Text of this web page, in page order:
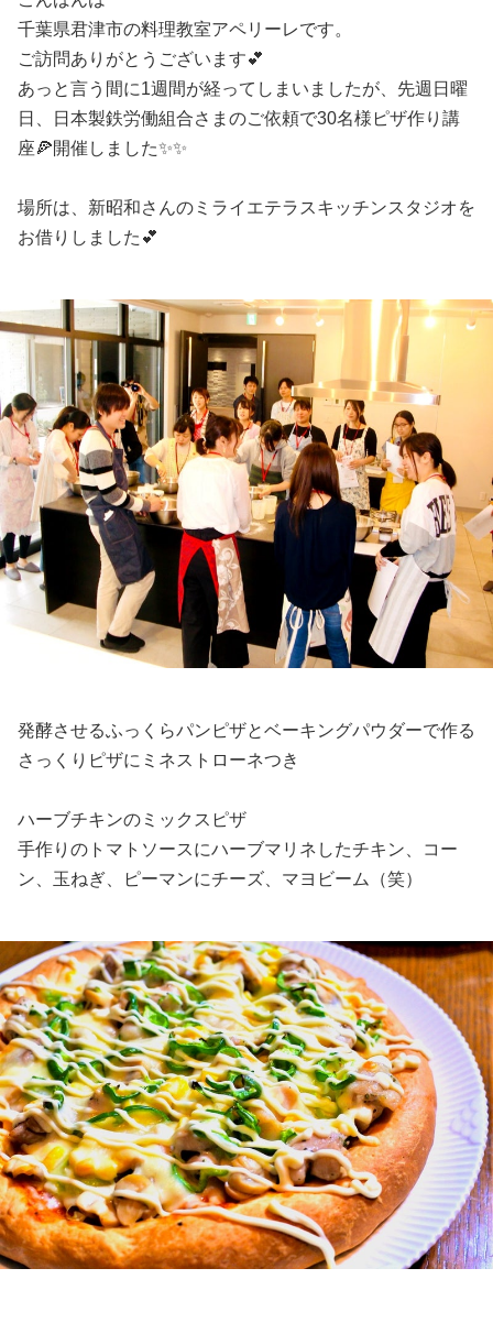
千葉県君津市の料理教室アペリーレです。
ご訪問ありがとうございます💕
あっと言う間に1週間が経ってしまいましたが、先週日曜
日、日本製鉄労働組合さまのご依頼で30名様ピザ作り講
座🍕開催しました✨✨
場所は、新昭和さんのミライエテラスキッチンスタジオを
お借りしました💕
発酵させるふっくらパンピザとベーキングパウダーで作る
さっくりピザにミネストローネつき
ハーブチキンのミックスピザ
手作りのトマトソースにハーブマリネしたチキン、コー
ン、玉ねぎ、ピーマンにチーズ、マヨビーム（笑）